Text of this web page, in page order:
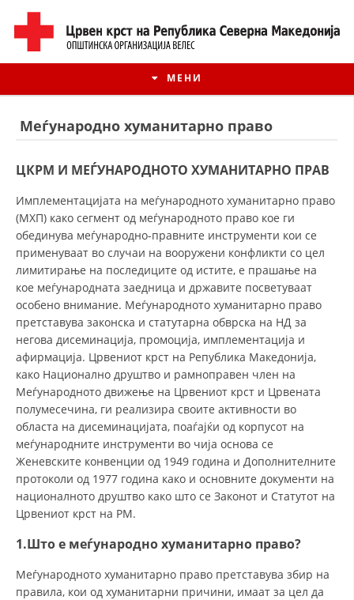
МЕНИ
ИСТОРИЈАТ НА ЦКРМ
ИСТОРИЈАТ НА ДВИЖЕЊЕТО
СТРУКТУРА НА ОРГАНИЗАЦИЈАТА
КОНТАКТ ИНФОРМАЦИИ
ЧЛЕНСТВО ВО ПРОФЕСИОНАЛНИ ТЕЛА
ЗАКОН ЗА ЦКРМ
Mеѓународно хуманитарно право
ЦКРМ И МЕЃУНАРОДНОТО ХУМАНИТАРНО ПРАВ
Имплементацијата на меѓународното хуманитарно право
(МХП) како сегмент од меѓународното право кое ги
обединува меѓународно-правните инструменти кои се
применуваат во случаи на вооружени конфликти со цел
лимитирање на последиците од истите, е прашање на
кое меѓународната заедница и државите посветуваат
особено внимание. Меѓународното хуманитарно право
претставува законска и статутарна обврска на НД за
негова дисеминација, промоција, имплементација и
афирмација. Црвениот крст на Република Македонија,
како Национално друштво и рамноправен член на
Меѓународното движење на Црвениот крст и Црвената
полумесечина, ги реализира своите активности во
областа на дисеминацијата, поаѓајќи од корпусот на
меѓународните инструменти во чија основа се
Женевските конвенции од 1949 година и Дополнителните
протоколи од 1977 година како и основните документи на
националното друштво како што се Законот и Статутот на
Црвениот крст на РМ.
1.Што е меѓународно хуманитарно право?
Меѓународното хуманитарно право претставува збир на
правила, кои од хуманитарни причини, имаат за цел да